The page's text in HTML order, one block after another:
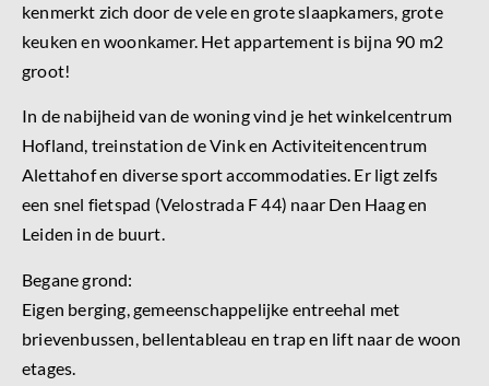
kenmerkt zich door de vele en grote slaapkamers, grote
keuken en woonkamer. Het appartement is bijna 90 m2
groot!
In de nabijheid van de woning vind je het winkelcentrum
Hofland, treinstation de Vink en Activiteitencentrum
Alettahof en diverse sport accommodaties. Er ligt zelfs
een snel fietspad (Velostrada F 44) naar Den Haag en
Leiden in de buurt.
Begane grond:
Eigen berging, gemeenschappelijke entreehal met
brievenbussen, bellentableau en trap en lift naar de woon
etages.